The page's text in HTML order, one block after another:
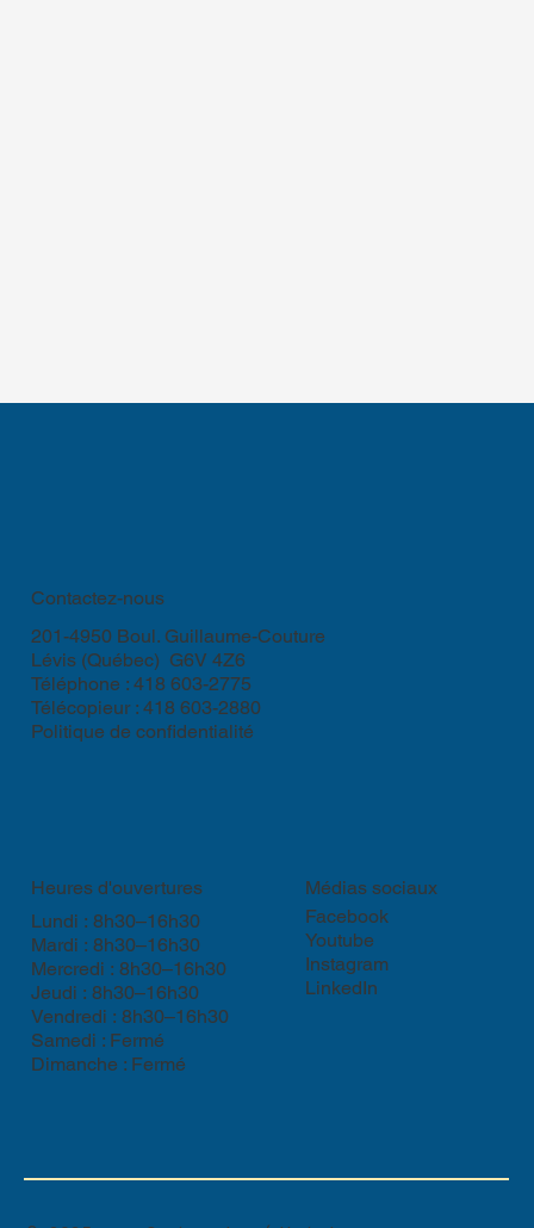
Contactez-nous
201-4950 Boul. Guillaume-Couture
Lévis (Québec) G6V 4Z6
Téléphone : 418 603-2775
Télécopieur : 418 603-2880​
Politique de confidentialité
Heures d'ouvertures
Lundi : 8h30–16h30
Mardi : 8h30–16h30
Mercredi : 8h30–16h30
Jeudi : 8h30–16h30
Vendredi : 8h30–16h30
Samedi : Fermé
Dimanche : Fermé
Médias sociaux
Facebook
Youtube
Instagram
LinkedIn